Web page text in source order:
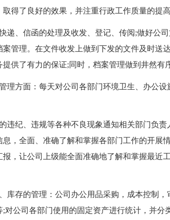
得了良好的效果，并注重行政工作质量的提高
递、信函的处理及收发、登记、传阅;做好公
管理。在文件收发上做到下发的文件及时送
供了有力的保证;同时，档案管理做到井然有
理方面：每天对公司各部门环境卫生、办公
违纪、违规等各种不良现象通知相关部门负
息，全面、准确了解和掌握各部门工作的开展
，让公司上级能全面准确地了解和掌握最近
库存的管理：公司办公用品采购，成本控制，
对公司各部门使用的固定资产进行统计，并分